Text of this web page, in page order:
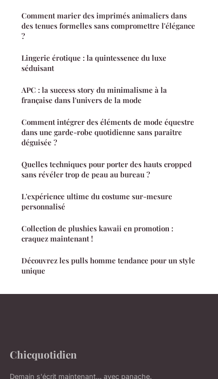
Comment marier des imprimés animaliers dans
des tenues formelles sans compromettre l'élégance
?
Lingerie érotique : la quintessence du luxe
séduisant
APC : la success story du minimalisme à la
française dans l'univers de la mode
Comment intégrer des éléments de mode équestre
dans une garde-robe quotidienne sans paraître
déguisée ?
Quelles techniques pour porter des hauts cropped
sans révéler trop de peau au bureau ?
L'expérience ultime du costume sur-mesure
personnalisé
Collection de plushies kawaii en promotion :
craquez maintenant !
Découvrez les pulls homme tendance pour un style
unique
Chicquotidien
Demain s'écrit maintenant... avec panache.